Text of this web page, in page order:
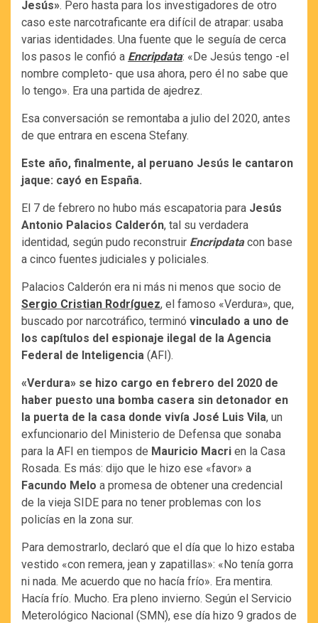
Jesús». Pero hasta para los investigadores de otro
caso este narcotraficante era difícil de atrapar: usaba
varias identidades. Una fuente que le seguía de cerca
los pasos le confió a Encripdata: «De Jesús tengo -el
nombre completo- que usa ahora, pero él no sabe que
lo tengo». Era una partida de ajedrez.
Esa conversación se remontaba a julio del 2020, antes
de que entrara en escena Stefany.
Este año, finalmente, al peruano Jesús le cantaron
jaque: cayó en España.
El 7 de febrero no hubo más escapatoria para Jesús
Antonio Palacios Calderón, tal su verdadera
identidad, según pudo reconstruir Encripdatacon base
a cinco fuentes judiciales y policiales.
Palacios Calderón era ni más ni menos que socio de
Sergio Cristian Rodríguez, el famoso «Verdura», que,
buscado por narcotráfico, terminó vinculado a uno de
los capítulos del espionaje ilegal de la Agencia
Federal de Inteligencia (AFI).
«Verdura» se hizo cargo en febrero del 2020 de
haber puesto una bomba casera sin detonador en
la puerta de la casa donde vivía José Luis Vila, un
exfuncionario del Ministerio de Defensa que sonaba
para la AFI en tiempos de Mauricio Macri en la Casa
Rosada. Es más: dijo que le hizo ese «favor» a
Facundo Melo a promesa de obtener una credencial
de la vieja SIDE para no tener problemas con los
policías en la zona sur.
Para demostrarlo, declaró que el día que lo hizo estaba
vestido «con remera, jean y zapatillas»: «No tenía gorra
ni nada. Me acuerdo que no hacía frío». Era mentira.
Hacía frío. Mucho. Era pleno invierno. Según el Servicio
Meterológico Nacional (SMN), ese día hizo 9 grados de